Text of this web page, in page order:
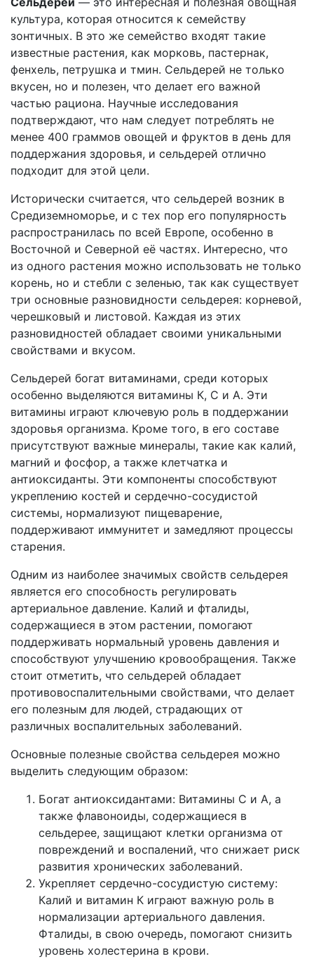
культура, которая относится к семейству
зонтичных. В это же семейство входят такие
известные растения, как морковь, пастернак,
фенхель, петрушка и тмин. Сельдерей не только
вкусен, но и полезен, что делает его важной
частью рациона. Научные исследования
подтверждают, что нам следует потреблять не
менее 400 граммов овощей и фруктов в день для
поддержания здоровья, и сельдерей отлично
подходит для этой цели.
Исторически считается, что сельдерей возник в
Средиземноморье, и с тех пор его популярность
распространилась по всей Европе, особенно в
Восточной и Северной её частях. Интересно, что
из одного растения можно использовать не только
корень, но и стебли с зеленью, так как существует
три основные разновидности сельдерея: корневой,
черешковый и листовой. Каждая из этих
разновидностей обладает своими уникальными
свойствами и вкусом.
Сельдерей богат витаминами, среди которых
особенно выделяются витамины К, С и А. Эти
витамины играют ключевую роль в поддержании
здоровья организма. Кроме того, в его составе
присутствуют важные минералы, такие как калий,
магний и фосфор, а также клетчатка и
антиоксиданты. Эти компоненты способствуют
укреплению костей и сердечно-сосудистой
системы, нормализуют пищеварение,
поддерживают иммунитет и замедляют процессы
старения.
Одним из наиболее значимых свойств сельдерея
является его способность регулировать
артериальное давление. Калий и фталиды,
содержащиеся в этом растении, помогают
поддерживать нормальный уровень давления и
способствуют улучшению кровообращения. Также
стоит отметить, что сельдерей обладает
противовоспалительными свойствами, что делает
его полезным для людей, страдающих от
различных воспалительных заболеваний.
Основные полезные свойства сельдерея можно
выделить следующим образом:
Богат антиоксидантами: Витамины С и А, а
также флавоноиды, содержащиеся в
сельдерее, защищают клетки организма от
повреждений и воспалений, что снижает риск
развития хронических заболеваний.
Укрепляет сердечно-сосудистую систему:
Калий и витамин К играют важную роль в
нормализации артериального давления.
Фталиды, в свою очередь, помогают снизить
уровень холестерина в крови.